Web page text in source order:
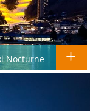
Nocturne